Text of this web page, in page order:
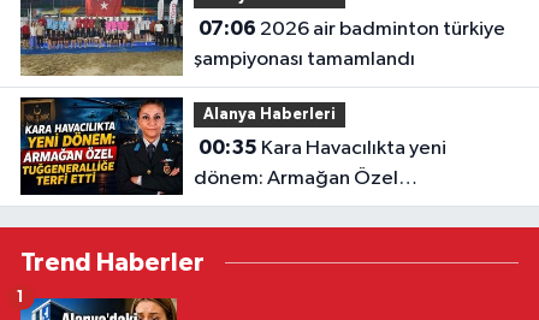
07:06
şampiyonası tamamlandı
Alanya Haberleri
00:35
dönem: Armağan Özel
Tuğgeneralliğe terfi etti
Trend Haberler
1